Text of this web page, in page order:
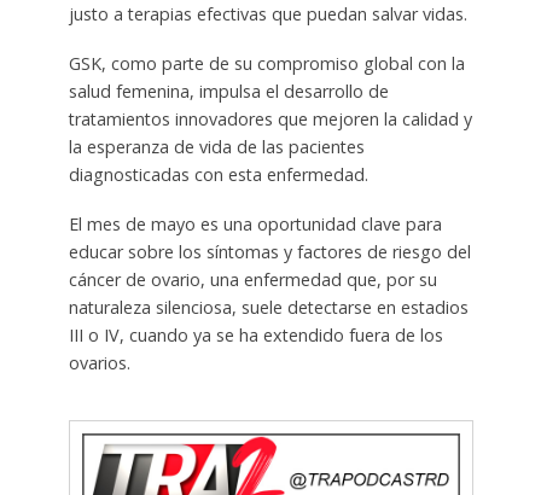
justo a terapias efectivas que puedan salvar vidas.
GSK, como parte de su compromiso global con la
salud femenina, impulsa el desarrollo de
tratamientos innovadores que mejoren la calidad y
la esperanza de vida de las pacientes
diagnosticadas con esta enfermedad.
El mes de mayo es una oportunidad clave para
educar sobre los síntomas y factores de riesgo del
cáncer de ovario, una enfermedad que, por su
naturaleza silenciosa, suele detectarse en estadios
III o IV, cuando ya se ha extendido fuera de los
ovarios.